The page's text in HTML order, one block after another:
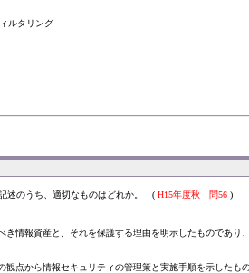
ルタリング
述のうち、適切なものはどれか。 ( H15年度秋 問56 )
き情報資産と、それを保護する理由を明示したものであり
観点から情報セキュリティの管理策と実施手順を示したも